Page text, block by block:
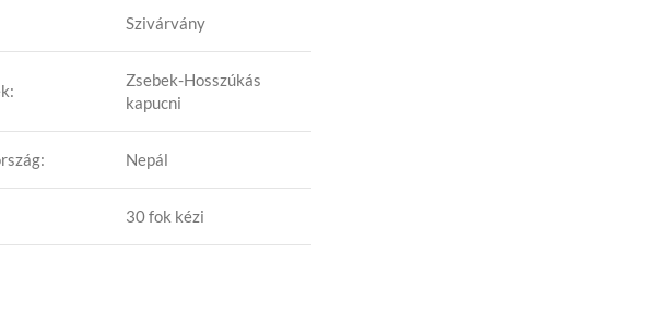
Szivárvány
Zsebek-Hosszúkás
kapucni
Nepál
30 fok kézi